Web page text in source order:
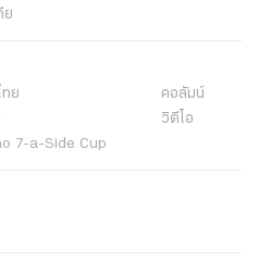
ย
ย
คอลัมน์
วิดีโอ
7-a-Side Cup